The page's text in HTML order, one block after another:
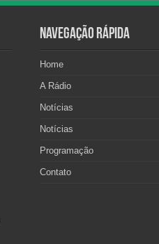
Navegação Rápida
Home
A Rádio
Notícias
Notícias
Programação
Contato